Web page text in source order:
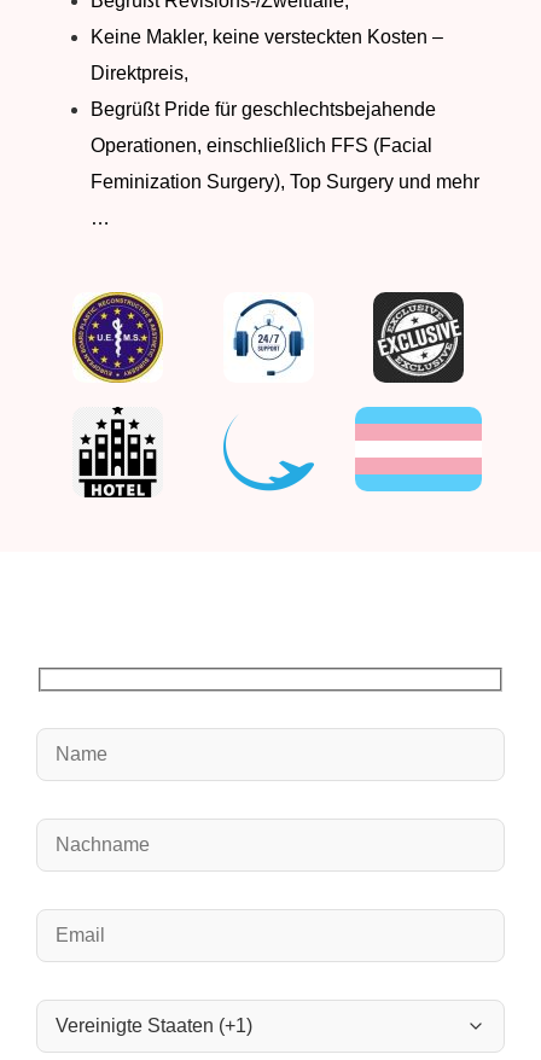
Keine Makler, keine versteckten Kosten –
Direktpreis,
Begrüßt Pride für geschlechtsbejahende
Operationen, einschließlich FFS (Facial
Feminization Surgery), Top Surgery und mehr
…